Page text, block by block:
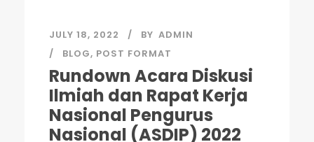
JULY 18, 2022 BY ADMIN
BLOG, POST FORMAT
Rundown Acara Diskusi
Ilmiah dan Rapat Kerja
Nasional Pengurus
Nasional (ASDIP) 2022